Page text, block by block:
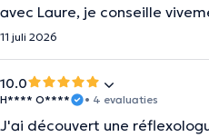
avec Laure, je conseille
11 juli 2026
10.0
H**** O**** • 4 evaluaties
J'ai découvert une